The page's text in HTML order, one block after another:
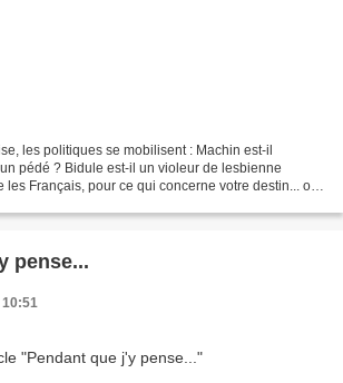
les politiques se mobilisent : Machin est-il
pédé ? Bidule est-il un violeur de lesbienne
les Français, pour ce qui concerne votre destin... on
pense...
10:51